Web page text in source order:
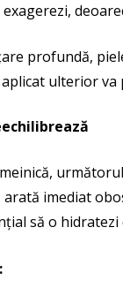
profundă,
ulterior va
imediat
să o